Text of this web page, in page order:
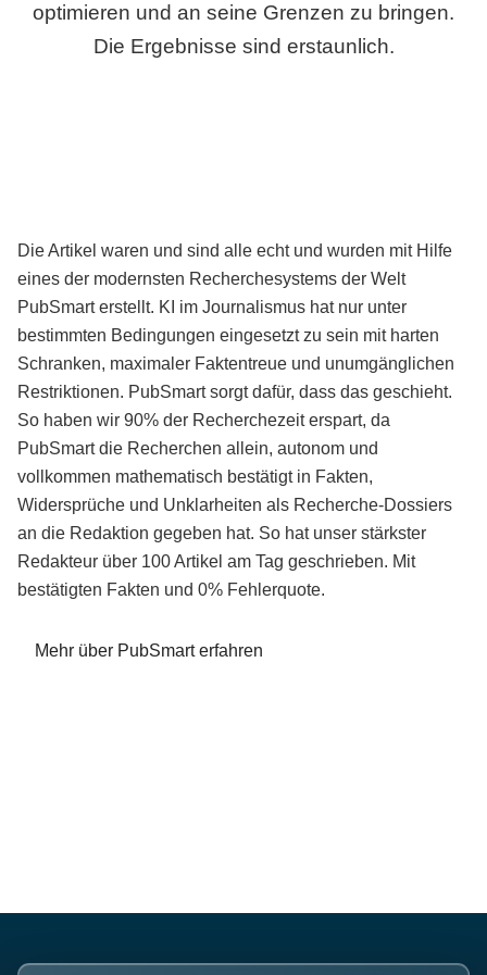
optimieren und an seine Grenzen zu bringen.
Die Ergebnisse sind erstaunlich.
Die Artikel waren und sind alle echt und wurden mit Hilfe
eines der modernsten Recherchesystems der Welt
PubSmart erstellt. KI im Journalismus hat nur unter
bestimmten Bedingungen eingesetzt zu sein mit harten
Schranken, maximaler Faktentreue und unumgänglichen
Restriktionen. PubSmart sorgt dafür, dass das geschieht.
So haben wir 90% der Recherchezeit erspart, da
PubSmart die Recherchen allein, autonom und
vollkommen mathematisch bestätigt in Fakten,
Widersprüche und Unklarheiten als Recherche-Dossiers
an die Redaktion gegeben hat. So hat unser stärkster
Redakteur über 100 Artikel am Tag geschrieben. Mit
bestätigten Fakten und 0% Fehlerquote.
Mehr über PubSmart erfahren